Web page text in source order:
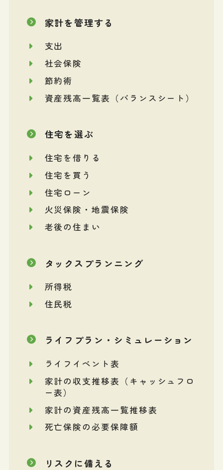
家計を管理する
支出
社会保険
節約術
資産残高一覧表（バランスシート）
住宅を選ぶ
住宅を借りる
住宅を買う
住宅ローン
火災保険・地震保険
老後の住まい
タックスプランニング
所得税
住民税
ライフプラン・シミュレーション
ライフイベント表
家計の収支推移表（キャッシュフロ
ー表）
家計の資産残高一覧推移表
死亡保険の必要保障額
リスクに備える